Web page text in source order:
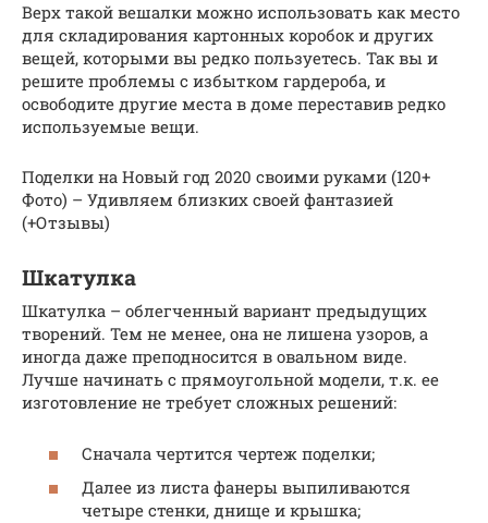
Верх такой вешалки можно использовать как место
для складирования картонных коробок и других
вещей, которыми вы редко пользуетесь. Так вы и
решите проблемы с избытком гардероба, и
освободите другие места в доме переставив редко
используемые вещи.
Поделки на Новый год 2020 своими руками (120+
Фото) – Удивляем близких своей фантазией
(+Отзывы)
Шкатулка
Шкатулка – облегченный вариант предыдущих
творений. Тем не менее, она не лишена узоров, а
иногда даже преподносится в овальном виде.
Лучше начинать с прямоугольной модели, т.к. ее
изготовление не требует сложных решений:
Сначала чертится чертеж поделки;
Далее из листа фанеры выпиливаются
четыре стенки, днище и крышка;